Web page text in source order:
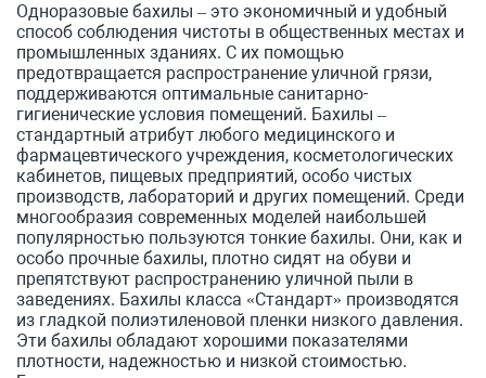
Одноразовые бахилы – это экономичный и удобный
способ соблюдения чистоты в общественных местах и
промышленных зданиях. С их помощью
предотвращается распространение уличной грязи,
поддерживаются оптимальные санитарно-
гигиенические условия помещений. Бахилы –
стандартный атрибут любого медицинского и
фармацевтического учреждения, косметологических
кабинетов, пищевых предприятий, особо чистых
производств, лабораторий и других помещений. Среди
многообразия современных моделей наибольшей
популярностью пользуются тонкие бахилы. Они, как и
особо прочные бахилы, плотно сидят на обуви и
препятствуют распространению уличной пыли в
заведениях. Бахилы класса «Стандарт» производятся
из гладкой полиэтиленовой пленки низкого давления.
Эти бахилы обладают хорошими показателями
плотности, надежностью и низкой стоимостью.